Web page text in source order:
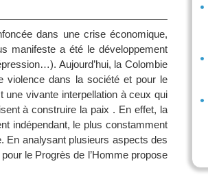
dans une crise économique,
manifeste a été le développement
Aujourd’hui, la Colombie
violence dans la société et pour le
vivante interpellation à ceux qui
à construire la paix . En effet, la
indépendant, le plus constamment
En analysant plusieurs aspects des
le Progrès de l’Homme propose